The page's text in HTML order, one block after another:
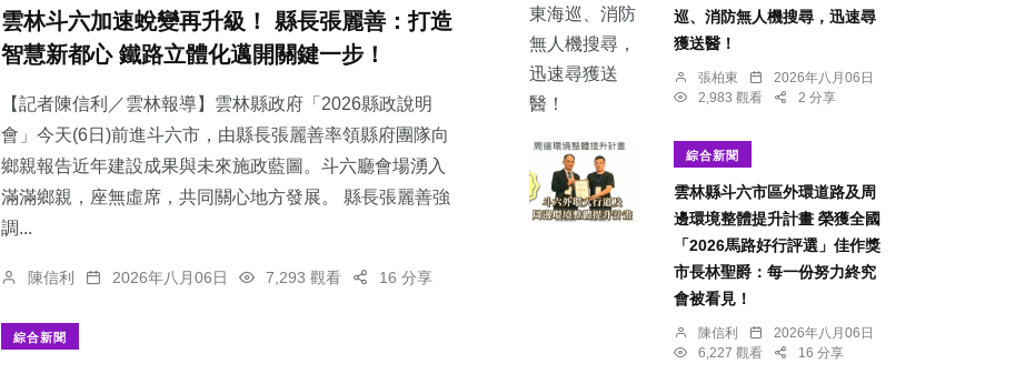
雲林斗六加速蛻變再升級！ 縣長張麗善：打造
智慧新都心 鐵路立體化邁開關鍵一步！
【記者陳信利／雲林報導】雲林縣政府「2026縣政說明
會」今天(6日)前進斗六市，由縣長張麗善率領縣府團隊向
鄉親報告近年建設成果與未來施政藍圖。斗六廳會場湧入
滿滿鄉親，座無虛席，共同關心地方發展。 縣長張麗善強
調...
陳信利 2026年八月06日 7,293 觀看 16 分享
綜合新聞
巡、消防無人機搜尋，迅速尋
獲送醫！
張柏東
2026年八月06日
2,983 觀看
2 分享
綜合新聞
雲林縣斗六市區外環道路及周
邊環境整體提升計畫 榮獲全國
「2026馬路好行評選」佳作獎
市長林聖爵：每一份努力終究
會被看見！
陳信利
2026年八月06日
6,227 觀看
16 分享